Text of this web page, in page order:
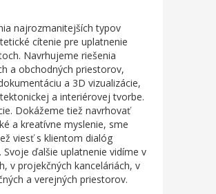
najrozmanitejších typov
cítenie pre uplatnenie
Navrhujeme riešenia
a obchodných priestorov,
a 3D vizualizácie,
a interiérovej tvorbe.
Dokážeme tiež navrhovať
a kreatívne myslenie, sme
viesť s klientom dialóg
ďalšie uplatnenie vidíme v
v projekčných kanceláriách, v
a verejných priestorov.